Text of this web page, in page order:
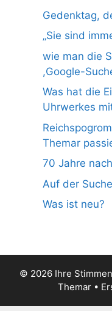
Gedenktag,
„Sie sind
wie man die
,Google-
Was hat die
Uhrwerkes
Themar
70 Jahre nach
Auf der
Was ist neu?
© 2026 Ihre
Themar •